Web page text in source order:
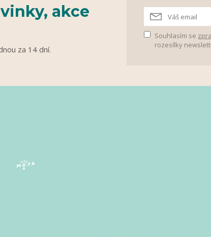
akce
za 14 dní.
Souhlasím se
rozesílky